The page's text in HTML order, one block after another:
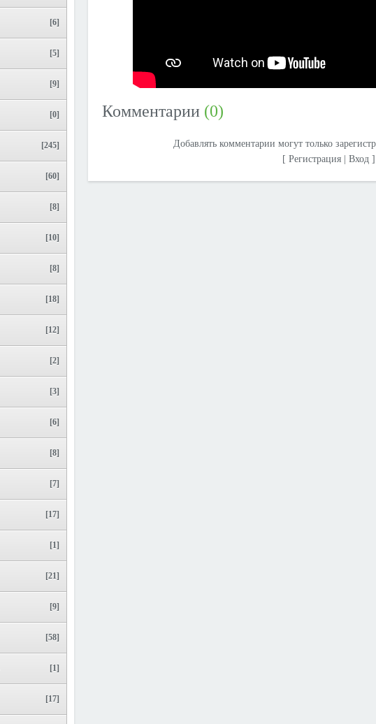
[6]
[5]
[9]
[0]
[245]
[60]
[8]
[10]
[8]
[18]
[12]
[2]
[3]
[6]
[8]
[7]
[17]
[1]
[21]
[9]
[58]
[1]
[17]
Комментарии (0)
Добавлять комментарии могут только
[ Регистрация| Вход]